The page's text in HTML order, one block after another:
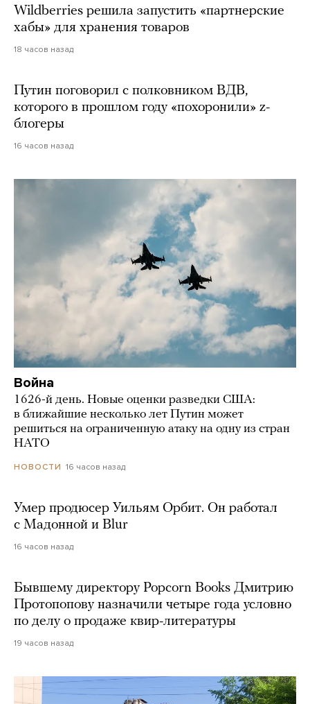
Wildberries решила запустить «партнерские
хабы» для хранения товаров
18 часов назад
Путин поговорил с полковником ВДВ,
которого в прошлом году «похоронили» z-
блогеры
16 часов назад
Война
1626-й день. Новые оценки разведки США:
в ближайшие несколько лет Путин может
решиться на ограниченную атаку на одну из стран
НАТО
НОВОСТИ 16 часов назад
Умер продюсер Уильям Орбит. Он работал
с Мадонной и Blur
16 часов назад
Бывшему директору Popcorn Books Дмитрию
Протопопову назначили четыре года условно
по делу о продаже квир-литературы
19 часов назад